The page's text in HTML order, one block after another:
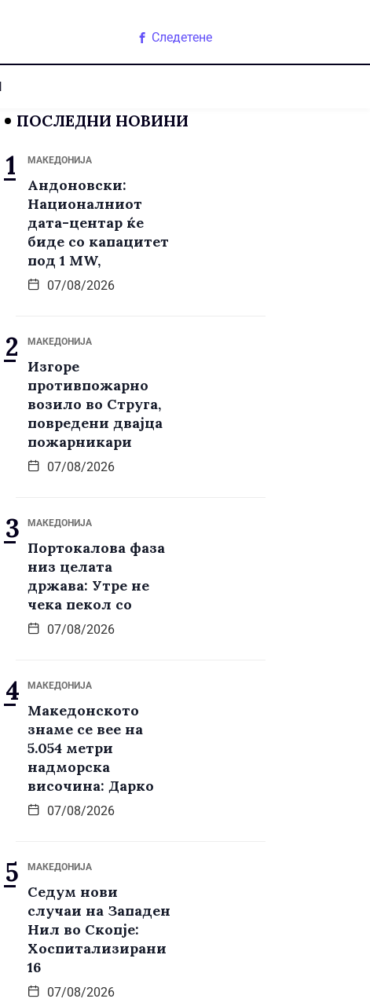
Следетене
ПОСЛЕДНИ НОВИНИ
МАКЕДОНИЈА
Андоновски:
Националниот
дата-центар ќе
биде со капацитет
под 1 MW,
07/08/2026
МАКЕДОНИЈА
Изгоре
противпожарно
возило во Струга,
повредени двајца
пожарникари
07/08/2026
МАКЕДОНИЈА
Портокалова фаза
низ целата
држава: Утре не
чека пекол со
07/08/2026
МАКЕДОНИЈА
Македонското
знаме се вее на
5.054 метри
надморска
височина: Дарко
07/08/2026
МАКЕДОНИЈА
Седум нови
случаи на Западен
Нил во Скопје:
Хоспитализирани
16
07/08/2026